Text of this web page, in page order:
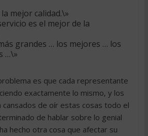
mejor calidad.\»
es el mejor de la
grandes … los mejores … los
…\»
es que cada representante
exactamente lo mismo, y los
de oír estas cosas todo el
de hablar sobre lo genial
hecho otra cosa que afectar su